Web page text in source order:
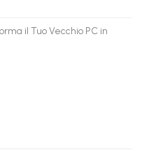
il Tuo Vecchio PC in